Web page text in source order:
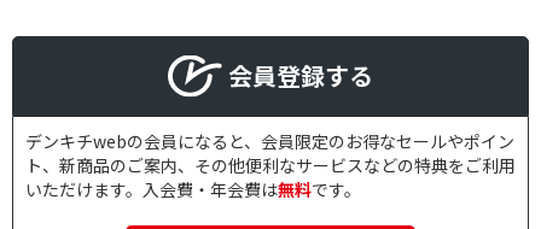
会員登録する
デンキチwebの会員になると、会員限定のお得なセールやポイン
ト、新商品のご案内、その他便利なサービスなどの特典をご利用
いただけます。入会費・年会費は無料です。